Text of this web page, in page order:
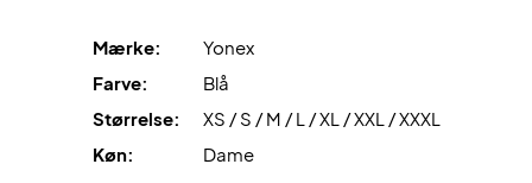
Mærke:
Yonex
Farve:
Blå
Størrelse:
XS / S / M / L / XL / XXL / XXXL
Køn:
Dame